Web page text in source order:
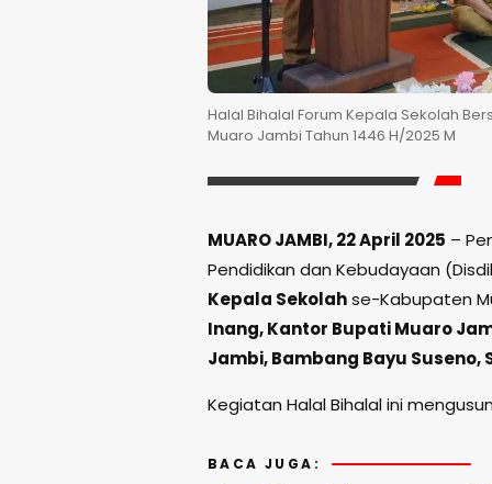
Halal Bihalal Forum Kepala Sekolah
Muaro Jambi Tahun 1446 H/2025 M
MUARO JAMBI, 22 April 2025 –
Pendidikan dan Kebudayaan
Kepala Sekolahse-Kabupaten
Inang, Kantor Bupati Muaro
Jambi, Bambang Bayu Suseno,
Kegiatan Halal Bihalal ini
BACA JUGA: